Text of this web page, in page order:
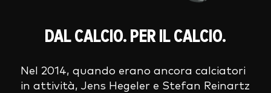
DAL CALCIO. PER IL CALCIO.
Nel 2014, quando erano ancora calciatori
in attività, Jens Hegeler e Stefan Reinartz